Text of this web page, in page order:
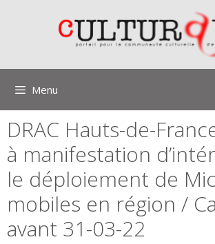
Menu
DRAC Hauts-de-
à manifestation
le déploiement de
mobiles en région /
avant 31-03-22